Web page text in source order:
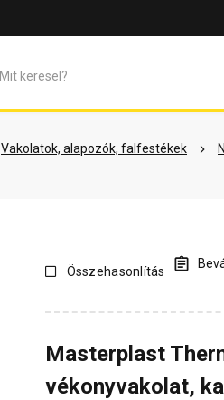
Vakolatok, alapozók, falfestékek
Vásárlói vélemények Kérdések
Összehasonlítás
Masterplast
vékonyvakolat,